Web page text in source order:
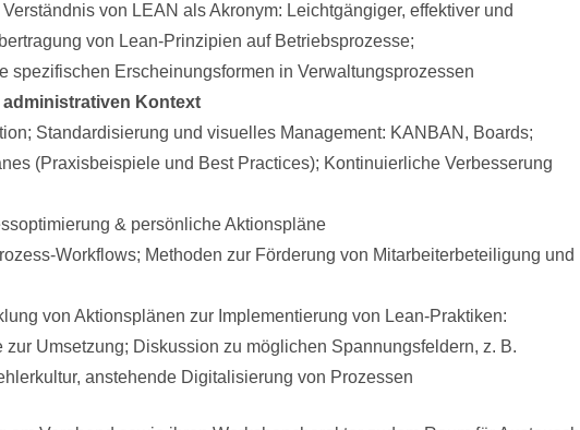
von LEAN als Akronym: Leichtgängiger, effektiver und
von Lean-Prinzipien auf Betriebsprozesse;
spezifischen Erscheinungsformen in Verwaltungsprozessen
administrativen Kontext
Standardisierung und visuelles Management: KANBAN, Boards;
(Praxisbeispiele und Best Practices); Kontinuierliche Verbesserung
& persönliche Aktionspläne
Workflows; Methoden zur Förderung von Mitarbeiterbeteiligung und
von Aktionsplänen zur Implementierung von Lean-Praktiken:
Umsetzung; Diskussion zu möglichen Spannungsfeldern, z. B.
anstehende Digitalisierung von Prozessen